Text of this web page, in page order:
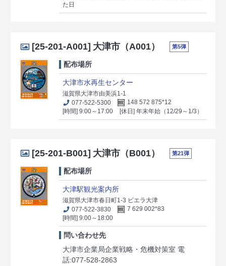
た日
[25-201-A001] 大津市（A001） 第5弾
配布場所
大津市水再生センター
滋賀県大津市由美浜1-1
077-522-5300
148 572 875*12
[時間] 9:00～17:00
[休日] 年末年始（12/29～1/3）
[25-201-B001] 大津市（B001） 第21弾
配布場所
大津駅観光案内所
滋賀県大津市春日町1-3 ビエラ大津
077-522-3830
7 629 002*83
[時間] 9:00～18:00
問い合わせ先
大津市企業局企業戦略・危機対策室 電
話:077-528-2863